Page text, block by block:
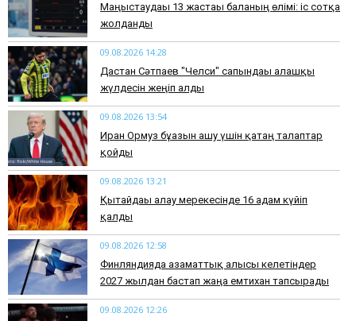
Маңғыстаудағы 13 жастағы баланың өлімі: іс сотқа
жолданды
09.08.2026 14:28
Дастан Сәтпаев "Челси" сапындағы алғашқы
жүлдесін жеңіп алды
09.08.2026 13:54
Иран Ормуз бұғазын ашу үшін қатаң талаптар
қойды
09.08.2026 13:21
Қытайдағы алау мерекесінде 16 адам күйіп
қалды
09.08.2026 12:58
Финляндияда азаматтық алғысы келетіндер
2027 жылдан бастап жаңа емтихан тапсырады
09.08.2026 12:26